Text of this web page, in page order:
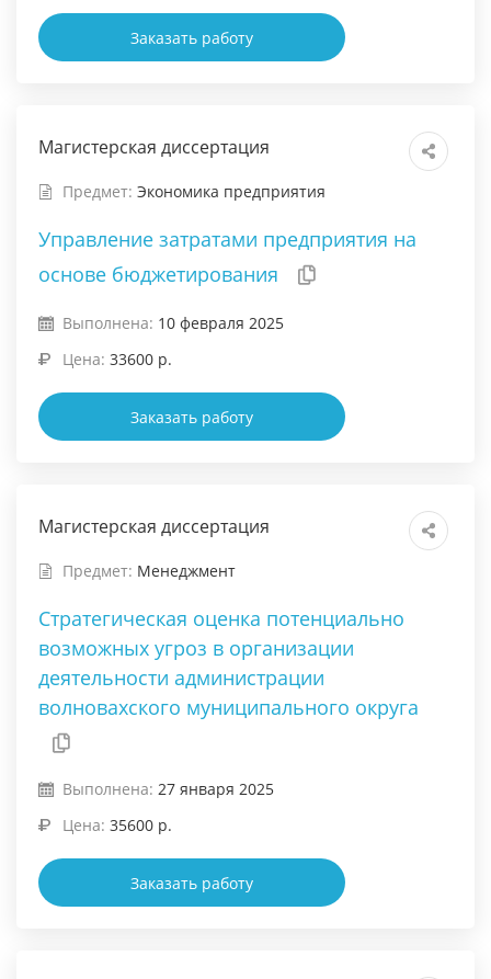
Заказать работу
Магистерская диссертация
Предмет: Экономика предприятия
Управление затратами предприятия на
основе бюджетирования
Выполнена: 10 февраля 2025
Цена: 33600 р.
Заказать работу
Магистерская диссертация
Предмет: Менеджмент
Стратегическая оценка потенциально
возможных угроз в организации
деятельности администрации
волновахского муниципального округа
Выполнена: 27 января 2025
Цена: 35600 р.
Заказать работу